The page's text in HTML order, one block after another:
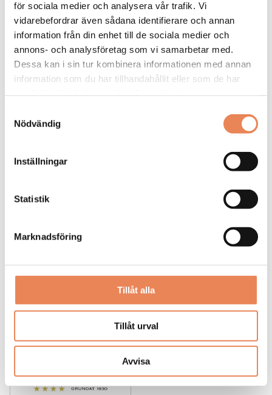
för sociala medier och analysera vår trafik. Vi
vidarebefordrar även sådana identifierare och annan
information från din enhet till de sociala medier och
annons- och analysföretag som vi samarbetar med.
Dessa kan i sin tur kombinera informationen med annan
information som du har tillhandahållit eller som de har
Nödvändig
Inställningar
Statistik
Marknadsföring
Tillåt alla
Tillåt urval
Avvisa
Arbetsgivare: Smådalarö Gård Hotell & Spa
Sista ansökningsdag: 2026-08-30
22